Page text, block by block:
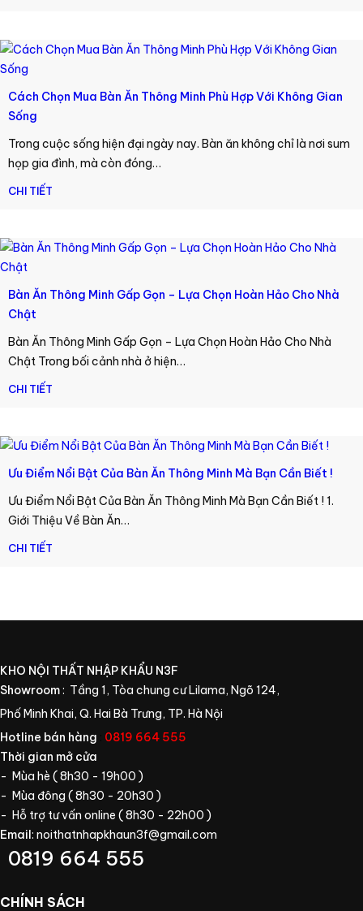
Cách Chọn Mua Bàn Ăn Thông Minh Phù Hợp Với Không Gian
Sống
Trong cuộc sống hiện đại ngày nay. Bàn ăn không chỉ là nơi sum
họp gia đình, mà còn đóng…
CHI TIẾT
Bàn Ăn Thông Minh Gấp Gọn – Lựa Chọn Hoàn Hảo Cho Nhà
Chật
Bàn Ăn Thông Minh Gấp Gọn – Lựa Chọn Hoàn Hảo Cho Nhà
Chật Trong bối cảnh nhà ở hiện…
CHI TIẾT
Ưu Điểm Nổi Bật Của Bàn Ăn Thông Minh Mà Bạn Cần Biết !
Ưu Điểm Nổi Bật Của Bàn Ăn Thông Minh Mà Bạn Cần Biết ! 1.
Giới Thiệu Về Bàn Ăn…
CHI TIẾT
KHO NỘI THẤT NHẬP KHẨU N3F
Showroom: Tầng 1, Tòa chung cư Lilama, Ngõ 124,
Phố Minh Khai, Q. Hai Bà Trưng, TP. Hà Nội
Hotline bán hàng
0819 664 555
Thời gian mở cửa
- Mùa hè ( 8h30 - 19h00 )
- Mùa đông ( 8h30 - 20h30 )
- Hỗ trợ tư vấn online ( 8h30 - 22h00 )
Email: noithatnhapkhaun3f@gmail.com
0819 664 555
CHÍNH SÁCH